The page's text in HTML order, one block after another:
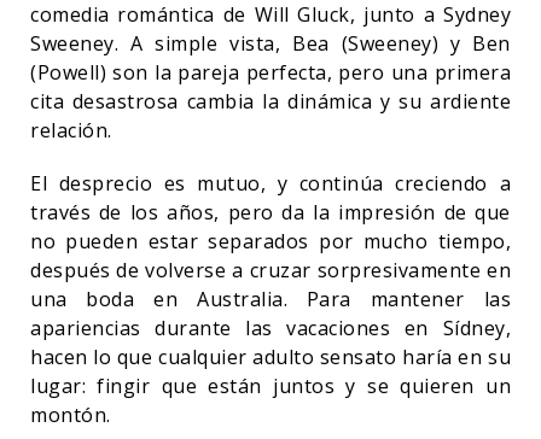
comedia romántica de Will Gluck, junto a Sydney
Sweeney. A simple vista, Bea (Sweeney) y Ben
(Powell) son la pareja perfecta, pero una primera
cita desastrosa cambia la dinámica y su ardiente
relación.
El desprecio es mutuo, y continúa creciendo a
través de los años, pero da la impresión de que
no pueden estar separados por mucho tiempo,
después de volverse a cruzar sorpresivamente en
una boda en Australia. Para mantener las
apariencias durante las vacaciones en Sídney,
hacen lo que cualquier adulto sensato haría en su
lugar: fingir que están juntos y se quieren un
montón.